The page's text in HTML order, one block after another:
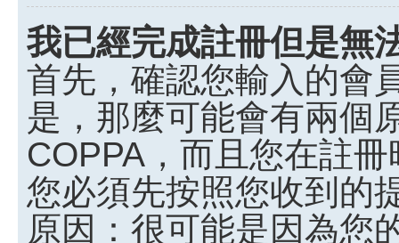
我已經完成註冊但是無
首先，確認您輸入的會
是，那麼可能會有兩個
COPPA，而且您在註
您必須先按照您收到的
原因：很可能是因為您